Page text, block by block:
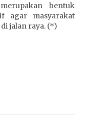
bentuk
agar masyarakat
jalan raya. (*)